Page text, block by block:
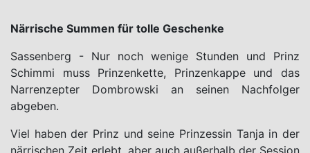
Närrische Summen für tolle Geschenke
Sassenberg - Nur noch wenige Stunden und Prinz
Schimmi muss Prinzenkette, Prinzenkappe und das
Narrenzepter Dombrowski an seinen Nachfolger
abgeben.
Viel haben der Prinz und seine Prinzessin Tanja in der
närrischen Zeit erlebt, aber auch außerhalb der Session